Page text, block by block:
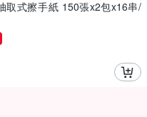
取式擦手紙 150張x2包x16串/